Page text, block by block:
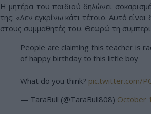
Η μητέρα του παιδιού δηλώνει
της: «Δεν εγκρίνω κάτι τέτοιο. Αυτό
στους συμμαθητές του. Θεωρώ τη
People are claiming this teacher is
of happy birthday to this little boy
What do you think? pic.twitter.com/
— TaraBull (@TaraBull808) October